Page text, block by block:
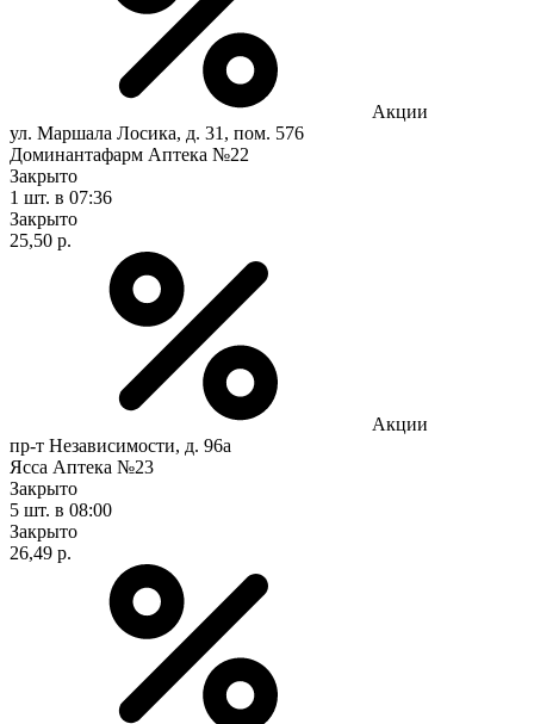
Акции
ул. Маршала Лосика, д. 31, пом. 576
Доминантафарм Аптека №22
Закрыто
1 шт. в 07:36
Закрыто
25,50 р.
Акции
пр-т Независимости, д. 96а
Ясса Аптека №23
Закрыто
5 шт. в 08:00
Закрыто
26,49 р.